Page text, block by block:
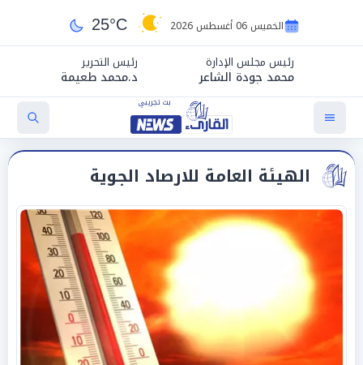
الخميس 06 أغسطس 2026 25°C
رئيس مجلس الإدارة
محمد جودة الشاعر
رئيس التحرير
د.محمد طعيمة
الهيئة العامة للارصاد الجوية